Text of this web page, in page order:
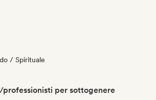
/ Spirituale
per sottogenere